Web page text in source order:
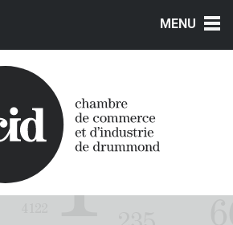
MENU